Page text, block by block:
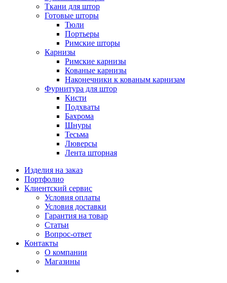
Ткани для штор
Готовые шторы
Тюли
Портьеры
Римские шторы
Карнизы
Римские карнизы
Кованые карнизы
Наконечники к кованым карнизам
Фурнитура для штор
Кисти
Подхваты
Бахрома
Шнуры
Тесьма
Люверсы
Лента шторная
Изделия на заказ
Портфолио
Клиентский сервис
Условия оплаты
Условия доставки
Гарантия на товар
Статьи
Вопрос-ответ
Контакты
О компании
Магазины